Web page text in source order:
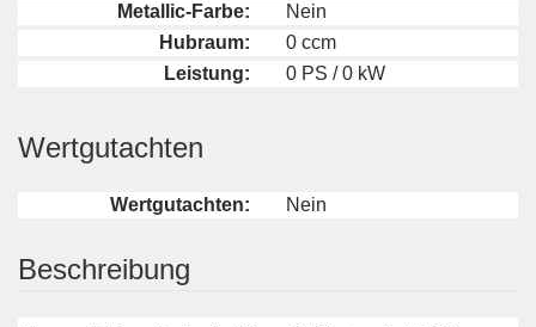
Metallic-Farbe:
Nein
Hubraum:
0 ccm
Leistung:
0 PS / 0 kW
Wertgutachten
Wertgutachten: Nein
Beschreibung